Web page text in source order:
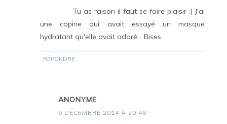
Tu as raison il faut se faire plaisir :) J'ai
une copine qui avait essayé un masque
hydratant qu'elle avait adoré... Bises
RÉPONDRE
ANONYME
9 DÉCEMBRE 2014 À 20:46